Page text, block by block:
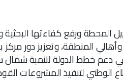
ورفع كفاءتها
المنطقة، وتعزيز دور
دعم خطط الدولة لتنمية
الوطني لتنفيذ المشروعات